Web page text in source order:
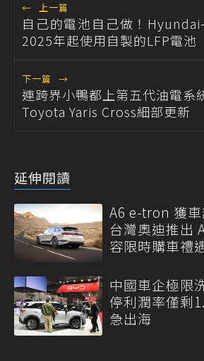
← 上一篇
自己的電池自己做！
2025年起使用自製的LFP電池
下一篇 →
連跨界小鴨都上第五代油電系
Toyota Yaris Cross細部更新
延伸閱讀
A6 e-tron 獲
台灣奧迪推出
容限時購車禮
中國車企極限
停利潤率僅剩
急出海